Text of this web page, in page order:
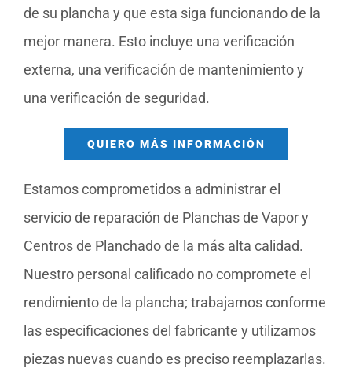
de su plancha y que esta siga funcionando de la
mejor manera. Esto incluye una verificación
externa, una verificación de mantenimiento y
una verificación de seguridad.
QUIERO MÁS INFORMACIÓN
Estamos comprometidos a administrar el
servicio de reparación de Planchas de Vapor y
Centros de Planchado de la más alta calidad.
Nuestro personal calificado no compromete el
rendimiento de la plancha; trabajamos conforme
las especificaciones del fabricante y utilizamos
piezas nuevas cuando es preciso reemplazarlas.